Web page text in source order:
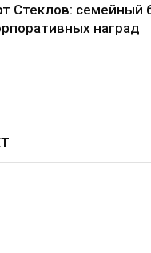
Стеклов: семейный
наград